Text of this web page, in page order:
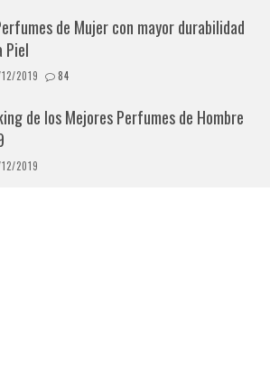
de Mujer con mayor durabilidad
Piel
2019 84
de los Mejores Perfumes de Hombre
2019